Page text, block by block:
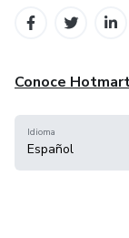
Conoce
Idioma
Español